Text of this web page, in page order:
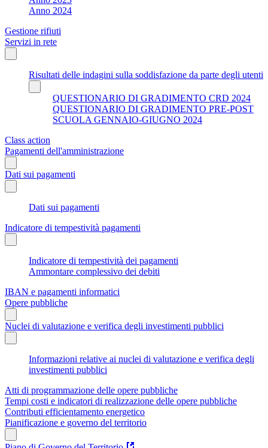
Anno 2024
Gestione rifiuti
Servizi in rete
Risultati delle indagini sulla soddisfazione da parte degli utenti
QUESTIONARIO DI GRADIMENTO CRD 2024
QUESTIONARIO DI GRADIMENTO PRE-POST
SCUOLA GENNAIO-GIUGNO 2024
Class action
Pagamenti dell'amministrazione
Dati sui pagamenti
Dati sui pagamenti
Indicatore di tempestività pagamenti
Indicatore di tempestività dei pagamenti
Ammontare complessivo dei debiti
IBAN e pagamenti informatici
Opere pubbliche
Nuclei di valutazione e verifica degli investimenti pubblici
Informazioni relative ai nuclei di valutazione e verifica degli
investimenti pubblici
Atti di programmazione delle opere pubbliche
Tempi costi e indicatori di realizzazione delle opere pubbliche
Contributi efficientamento energetico
Pianificazione e governo del territorio